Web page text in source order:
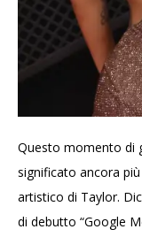
Questo momento di
significato ancora
artistico di Taylor.
di debutto “Google